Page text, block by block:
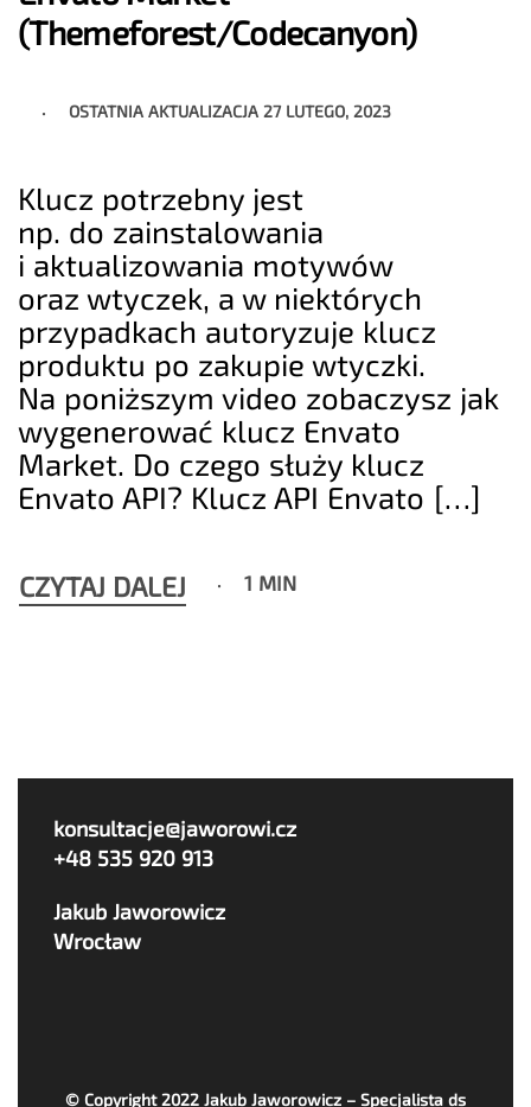
(Themeforest/Codecanyon)
OSTATNIA AKTUALIZACJA 27 LUTEGO, 2023
Klucz potrzebny jest
np. do zainstalowania
i aktualizowania motywów
oraz wtyczek, a w niektórych
przypadkach autoryzuje klucz
produktu po zakupie wtyczki.
Na poniższym video zobaczysz jak
wygenerować klucz Envato
Market. Do czego służy klucz
Envato API? Klucz API Envato […]
CZYTAJ DALEJ 1 MIN
konsultacje@jaworowi.cz
+48 535 920 913
Jakub Jaworowicz
Wrocław
© Copyright 2022 Jakub Jaworowicz – Specjalista ds